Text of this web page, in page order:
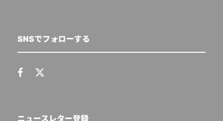
SNSでフォローする
ニュースレター登録